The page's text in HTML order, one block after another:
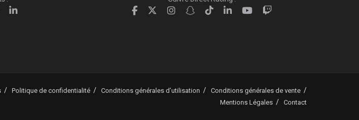
Politique de confidentialité Conditions générales d’utilisation
Conditions générales de vente
Mentions Légales
Contact